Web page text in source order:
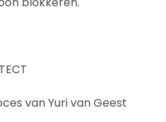
van Yuri van Geest